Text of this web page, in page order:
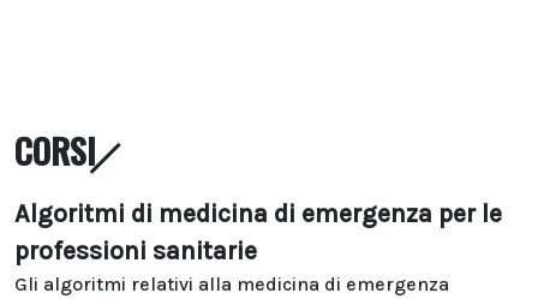
CORSI
Algoritmi di medicina di emergenza per le
professioni sanitarie
Gli algoritmi relativi alla medicina di emergenza